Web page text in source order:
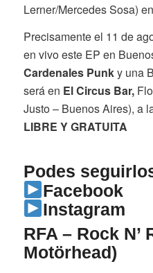
Lerner/Mercedes Sosa)
Precisamente el 11 de
en vivo este EP en
Cardenales Punky una
será en El Circus Bar,
Justo – Buenos Aires), a
LIBRE Y GRATUITA
Podes
Facebook
Instagram
RFA – Rock N’
Motörhead)